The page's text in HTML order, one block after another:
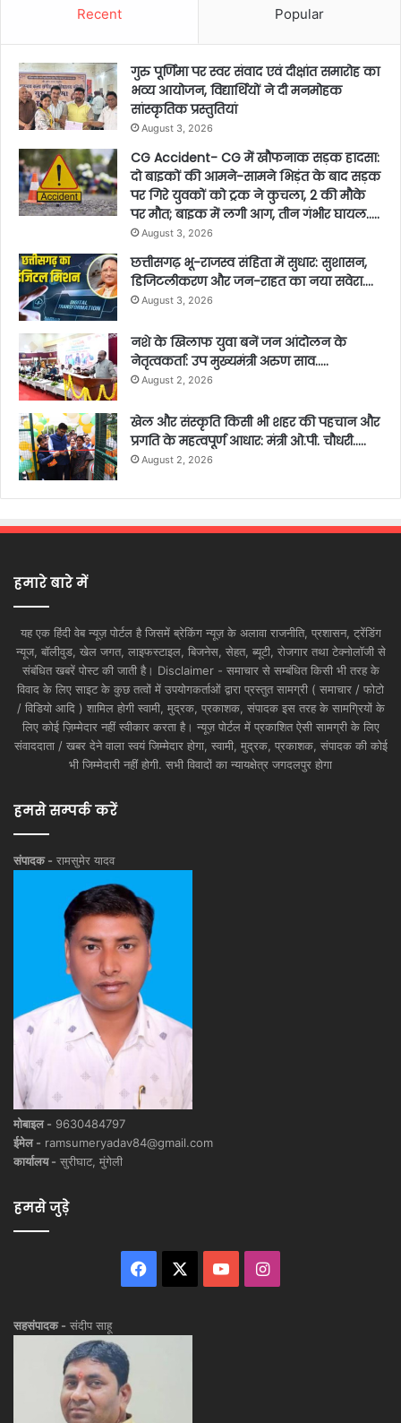
Recent Popular
गुरु पूर्णिमा पर स्वर संवाद एवं दीक्षांत समारोह का
भव्य आयोजन, विद्यार्थियों ने दी मनमोहक
सांस्कृतिक प्रस्तुतियां
August 3, 2026
CG Accident- CG में खौफनाक सड़क हादसा:
दो बाइकों की आमने-सामने भिड़ंत के बाद सड़क
पर गिरे युवकों को ट्रक ने कुचला, 2 की मौके
पर मौत; बाइक में लगी आग, तीन गंभीर घायल…..
August 3, 2026
छत्तीसगढ़ भू-राजस्व संहिता में सुधार: सुशासन,
डिजिटलीकरण और जन-राहत का नया सवेरा….
August 3, 2026
नशे के खिलाफ युवा बनें जन आंदोलन के
नेतृत्वकर्ता: उप मुख्यमंत्री अरुण साव…..
August 2, 2026
खेल और संस्कृति किसी भी शहर की पहचान और
प्रगति के महत्वपूर्ण आधार: मंत्री ओ.पी. चौधरी…..
August 2, 2026
हमारे बारे में
यह एक हिंदी वेब न्यूज़ पोर्टल है जिसमें ब्रेकिंग न्यूज़ के अलावा राजनीति, प्रशासन, ट्रेंडिंग
न्यूज, बॉलीवुड, खेल जगत, लाइफस्टाइल, बिजनेस, सेहत, ब्यूटी, रोजगार तथा टेक्नोलॉजी से
संबंधित खबरें पोस्ट की जाती है। Disclaimer - समाचार से सम्बंधित किसी भी तरह के
विवाद के लिए साइट के कुछ तत्वों में उपयोगकर्ताओं द्वारा प्रस्तुत सामग्री ( समाचार / फोटो
/ विडियो आदि ) शामिल होगी स्वामी, मुद्रक, प्रकाशक, संपादक इस तरह के सामग्रियों के
लिए कोई ज़िम्मेदार नहीं स्वीकार करता है। न्यूज़ पोर्टल में प्रकाशित ऐसी सामग्री के लिए
संवाददाता / खबर देने वाला स्वयं जिम्मेदार होगा, स्वामी, मुद्रक, प्रकाशक, संपादक की कोई
भी जिम्मेदारी नहीं होगी. सभी विवादों का न्यायक्षेत्र जगदलपुर होगा
हमसे सम्पर्क करें
संपादक - रामसुमेर यादव
मोबाइल - 9630484797
ईमेल - ramsumeryadav84@gmail.com
कार्यालय - सुरीघाट, मुंगेली
हमसे जुड़े
Facebook YouTubeInstagram
सहसंपादक - संदीप साहू